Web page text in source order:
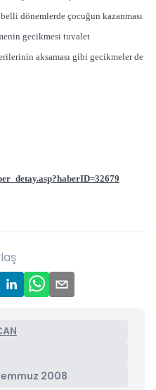
dönemlerde çocuğun kazanması
gecikmesi tuvalet
aksaması gibi gecikmeler de
2008